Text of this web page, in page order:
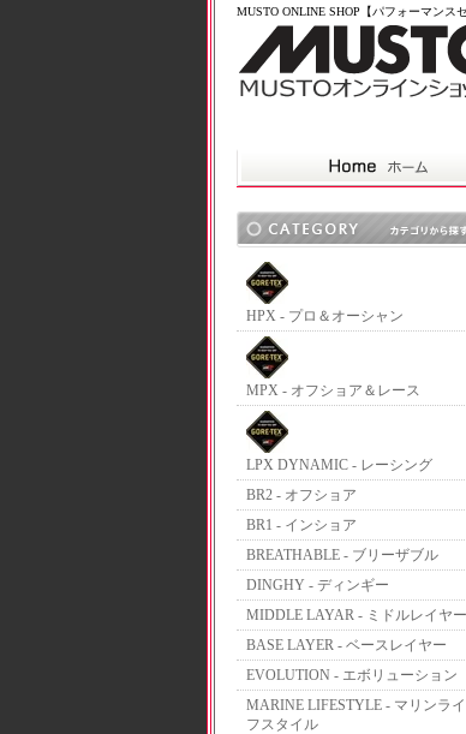
MUSTO ONLINE SHOP【パフォーマンス
HPX - プロ＆オーシャン
MPX - オフショア＆レース
LPX DYNAMIC - レーシング
BR2 - オフショア
BR1 - インショア
BREATHABLE - ブリーザブル
DINGHY - ディンギー
MIDDLE LAYAR - ミドルレイヤー
BASE LAYER - ベースレイヤー
EVOLUTION - エボリューション
MARINE LIFESTYLE - マリンライ
フスタイル